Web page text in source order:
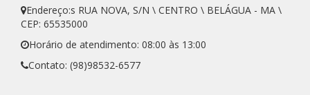
Endereço:s RUA NOVA, S/N \ CENTRO \ BELÁGUA - MA \
CEP: 65535000
Horário de atendimento: 08:00 às 13:00
Contato: (98)98532-6577